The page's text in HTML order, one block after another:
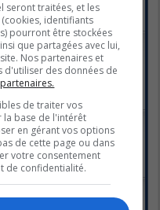
votre vision du monde à
passionnés, passionnés de
JOUR,
LES RALLYES
ce qui à trait au monde
du paranormal et de
vous ici!
Venez discuter et partager vos
seront traitées, et les
identifiants
pourront être stockées
que partagées avec lui,
Nos partenaires et
d'utiliser des données de
de traiter vos
la base de l'intérêt
en gérant vos options
de cette page ou dans
votre consentement
de confidentialité.